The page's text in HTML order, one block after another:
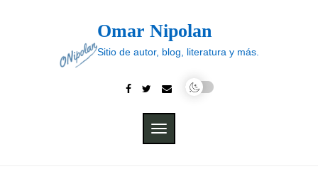
Omar Nipolan
Sitio de autor, blog, literatura y más.
TOGGLE
NAVIGATION